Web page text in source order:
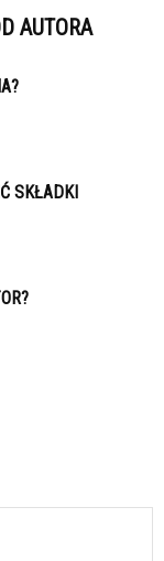
AUTORA
SKŁADKI